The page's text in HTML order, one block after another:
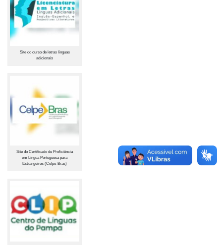
Site do curso de letras línguas
adicionais
Site do Certificado de Proficiência
em Língua Portuguesa para
Estrangeiros (Celpe-Bras)